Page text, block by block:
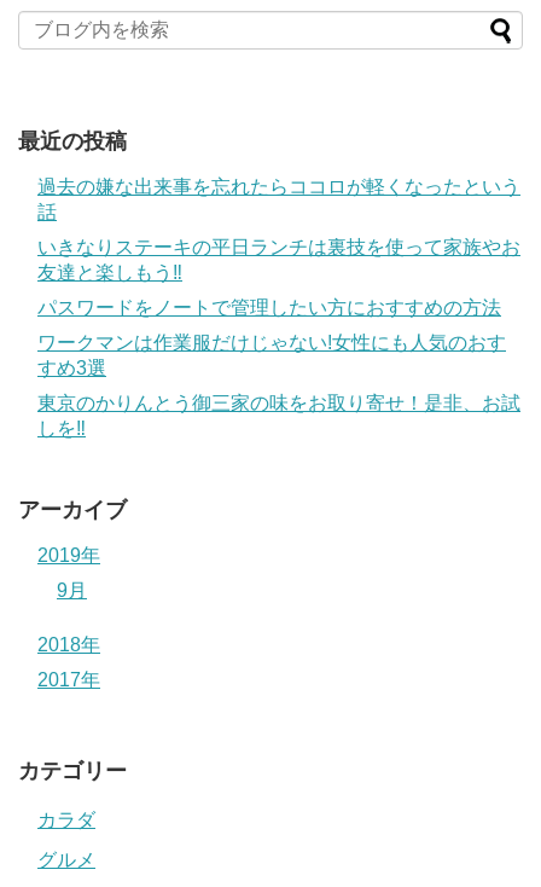
最近の投稿
過去の嫌な出来事を忘れたらココロが軽くなったという
話
いきなりステーキの平日ランチは裏技を使って家族やお
友達と楽しもう‼
パスワードをノートで管理したい方におすすめの方法
ワークマンは作業服だけじゃない!女性にも人気のおす
すめ3選
東京のかりんとう御三家の味をお取り寄せ！是非、お試
しを‼
アーカイブ
2019年
9月
2018年
2017年
カテゴリー
カラダ
グルメ